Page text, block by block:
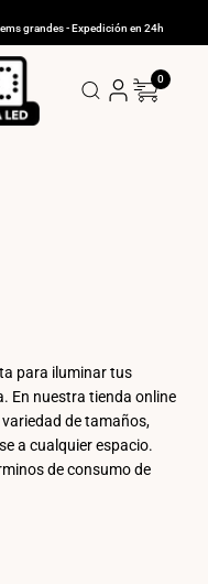
grandes - Expedición en 24h
0
para iluminar tus
En nuestra tienda online
de tamaños,
a cualquier espacio.
de consumo de